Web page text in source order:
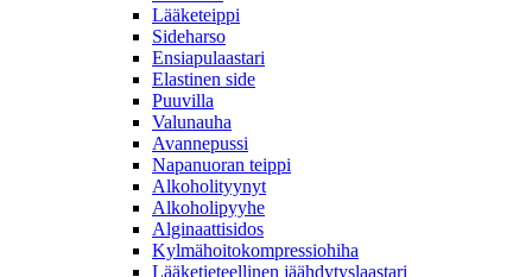
Lääketeippi
Sideharso
Ensiapulaastari
Elastinen side
Puuvilla
Valunauha
Avannepussi
Napanuoran teippi
Alkoholityynyt
Alkoholipyyhe
Alginaattisidos
Kylmähoitokompressiohiha
Lääketieteellinen jäähdytyslaastari